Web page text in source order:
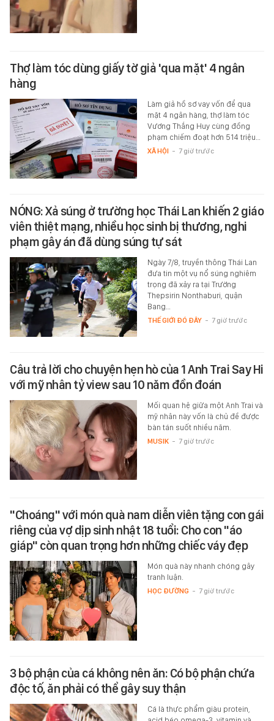
Thợ làm tóc dùng giấy tờ giả 'qua mặt' 4 ngân
hàng
Làm giả hồ sơ vay vốn để qua
mặt 4 ngân hàng, thợ làm tóc
Vương Thắng Huy cùng đồng
phạm chiếm đoạt hơn 514 triệu…
XÃ HỘI - 7 giờ trước
NÓNG: Xả súng ở trường học Thái Lan khiến 2 giáo
viên thiệt mạng, nhiều học sinh bị thương, nghi
phạm gây án đã dùng súng tự sát
Ngày 7/8, truyền thông Thái Lan
đưa tin một vụ nổ súng nghiêm
trọng đã xảy ra tại Trường
Thepsirin Nonthaburi, quận
Bang…
THẾ GIỚI ĐÓ ĐÂY - 7 giờ trước
Câu trả lời cho chuyện hẹn hò của 1 Anh Trai Say Hi
với mỹ nhân tỷ view sau 10 năm đồn đoán
Mối quan hệ giữa một Anh Trai và
mỹ nhân này vốn là chủ đề được
bàn tán suốt nhiều năm.
MUSIK - 7 giờ trước
"Choáng" với món quà nam diễn viên tặng con gái
riêng của vợ dịp sinh nhật 18 tuổi: Cho con "áo
giáp" còn quan trọng hơn những chiếc váy đẹp
Món quà này nhanh chóng gây
tranh luận.
HỌC ĐƯỜNG - 7 giờ trước
3 bộ phận của cá không nên ăn: Có bộ phận chứa
độc tố, ăn phải có thể gây suy thận
Cá là thực phẩm giàu protein,